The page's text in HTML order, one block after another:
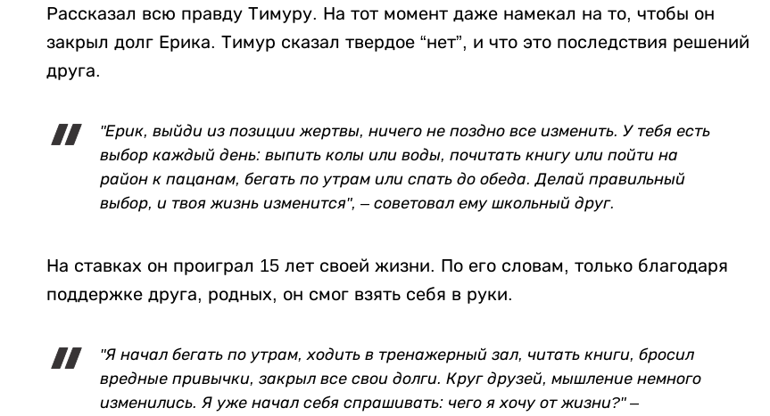
Рассказал всю правду Тимуру. На тот момент даже намекал на то, чтобы он
закрыл долг Ерика. Тимур сказал твердое “нет”, и что это последствия решений
друга.
"Ерик, выйди из позиции жертвы, ничего не поздно все изменить. У тебя есть
выбор каждый день: выпить колы или воды, почитать книгу или пойти на
район к пацанам, бегать по утрам или спать до обеда. Делай правильный
выбор, и твоя жизнь изменится", – советовал ему школьный друг.
На ставках он проиграл 15 лет своей жизни. По его словам, только благодаря
поддержке друга, родных, он смог взять себя в руки.
"Я начал бегать по утрам, ходить в тренажерный зал, читать книги, бросил
вредные привычки, закрыл все свои долги. Круг друзей, мышление немного
изменились. Я уже начал себя спрашивать: чего я хочу от жизни?" –